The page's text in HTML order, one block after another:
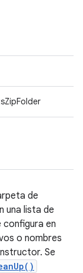
de
una lista de
en
o nombres
Se